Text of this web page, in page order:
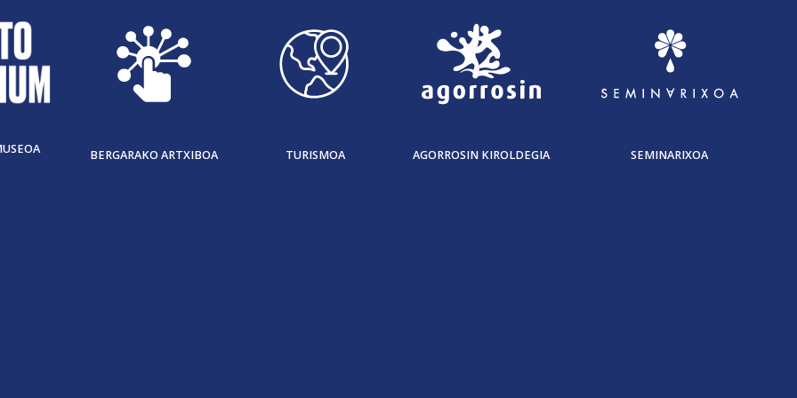
BERGARAKO ARTXIBOA TURISMOA AGORROSIN KIROLDEGIA SEMINARIXOA